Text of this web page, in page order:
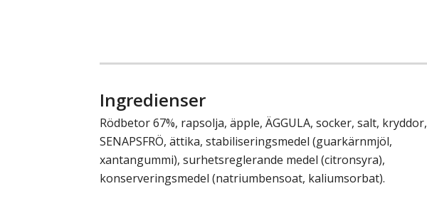
Ingredienser
Rödbetor 67%, rapsolja, äpple, ÄGGULA, socker, salt, kryddor,
SENAPSFRÖ, ättika, stabiliseringsmedel (guarkärnmjöl,
xantangummi), surhetsreglerande medel (citronsyra),
konserveringsmedel (natriumbensoat, kaliumsorbat).